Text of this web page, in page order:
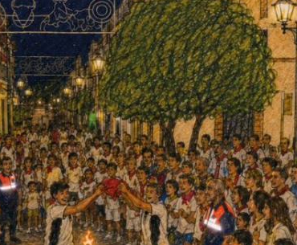
de drogas tuvo
que en una
con plantas de grandes
una parcela ubicada en
y obtener autorización
patio exterior de la
metros de altura, en fase